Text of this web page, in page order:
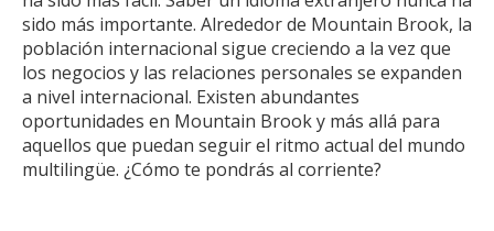
sido más importante. Alrededor de Mountain Brook, la
población internacional sigue creciendo a la vez que
los negocios y las relaciones personales se expanden
a nivel internacional. Existen abundantes
oportunidades en Mountain Brook y más allá para
aquellos que puedan seguir el ritmo actual del mundo
multilingüe. ¿Cómo te pondrás al corriente?